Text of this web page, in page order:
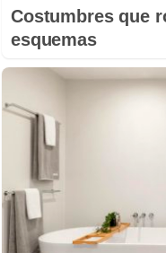
Costumbres que
esquemas